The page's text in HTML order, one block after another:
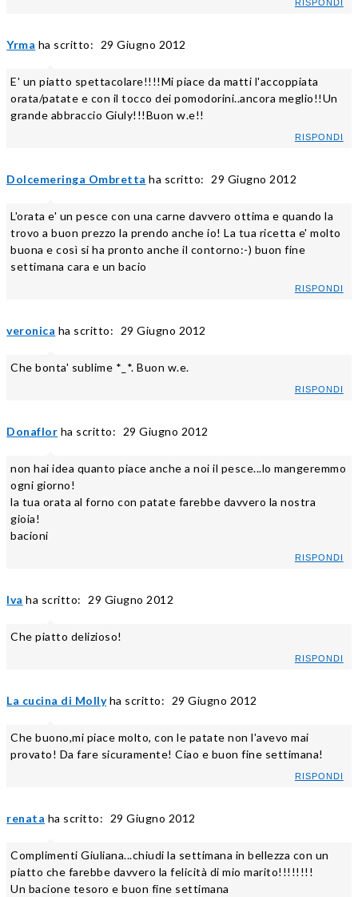
RISPONDI
Yrma ha scritto: 29 Giugno 2012
E' un piatto spettacolare!!!!Mi piace da matti l'accoppiata
orata/patate e con il tocco dei pomodorini..ancora meglio!!Un
grande abbraccio Giuly!!!Buon w.e!!
RISPONDI
Dolcemeringa Ombretta ha scritto: 29 Giugno 2012
L'orata e' un pesce con una carne davvero ottima e quando la
trovo a buon prezzo la prendo anche io! La tua ricetta e' molto
buona e così si ha pronto anche il contorno:-) buon fine
settimana cara e un bacio
RISPONDI
veronica ha scritto: 29 Giugno 2012
Che bonta' sublime *_*. Buon w.e.
RISPONDI
Donaflor ha scritto: 29 Giugno 2012
non hai idea quanto piace anche a noi il pesce...lo mangeremmo
ogni giorno!
la tua orata al forno con patate farebbe davvero la nostra
gioia!
bacioni
RISPONDI
Iva ha scritto: 29 Giugno 2012
Che piatto delizioso!
RISPONDI
La cucina di Molly ha scritto: 29 Giugno 2012
Che buono,mi piace molto, con le patate non l'avevo mai
provato! Da fare sicuramente! Ciao e buon fine settimana!
RISPONDI
renata ha scritto: 29 Giugno 2012
Complimenti Giuliana...chiudi la settimana in bellezza con un
piatto che farebbe davvero la felicità di mio marito!!!!!!!!
Un bacione tesoro e buon fine settimana